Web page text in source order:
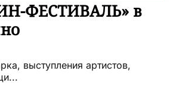
ФЕСТИВАЛЬ» в
выступления артистов,